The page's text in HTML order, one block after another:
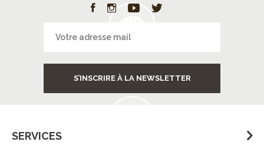
Services
S’INSCRIRE À LA NEWSLETTER
SERVICES